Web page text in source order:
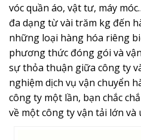
vóc quần áo, vật tư, máy
đa dạng từ vài trăm kg đến
những loại hàng hóa riêng
phương thức đóng gói và
sự thỏa thuận giữa công ty
nghiệm dịch vụ vận chuyển
công ty một lần, bạn chắc
về một công ty vận tải lớn và